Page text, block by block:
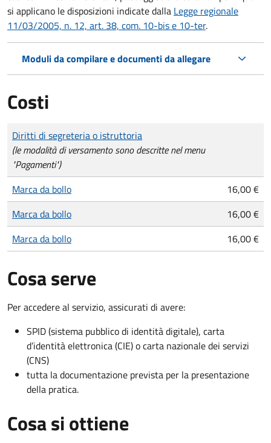
si applicano le disposizioni indicate dalla Legge regionale
11/03/2005, n. 12, art. 38, com. 10-bis e 10-ter.
Moduli da compilare e documenti da allegare
Costi
Tipo di pagamento
Importo
Diritti di segreteria o istruttoria
(le modalità di versamento sono descritte nel menu
"Pagamenti")
Marca da bollo
16,00 €
Marca da bollo
16,00 €
Marca da bollo
16,00 €
Cosa serve
Per accedere al servizio, assicurati di avere:
SPID (sistema pubblico di identità digitale), carta
d’identità elettronica (CIE) o carta nazionale dei servizi
(CNS)
tutta la documentazione prevista per la presentazione
della pratica.
Cosa si ottiene